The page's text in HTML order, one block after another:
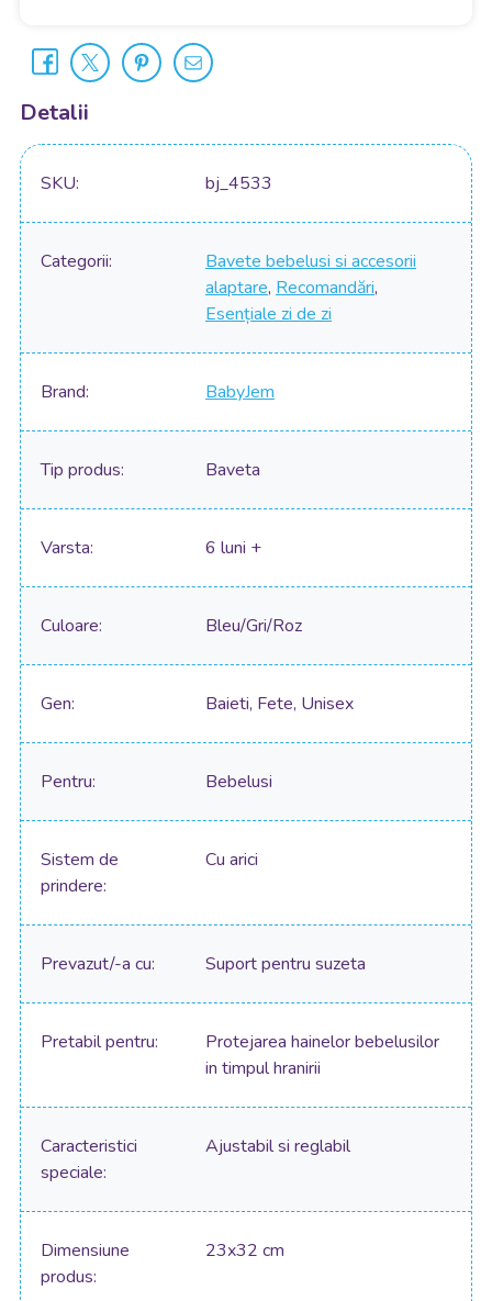
Detalii
SKU bj_4533
Categorii
Bavete bebelusi si accesorii
alaptare, Recomandări,
Esențiale zi de zi
Brand BabyJem
Tip produs Baveta
Varsta 6 luni +
Culoare Bleu/Gri/Roz
Gen Baieti, Fete, Unisex
Pentru Bebelusi
Sistem de
prindere
Cu arici
Prevazut/-a cu Suport pentru suzeta
Pretabil pentru
Protejarea hainelor bebelusilor
in timpul hranirii
Caracteristici
speciale
Ajustabil si reglabil
Dimensiune
produs
23x32 cm